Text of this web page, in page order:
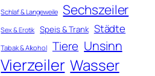
Schlaf & Langeweile Sechszeiler
Sex & Erotik Speis & Trank Städte
Tabak & Alkohol Tiere Unsinn
Vierzeiler Wasser